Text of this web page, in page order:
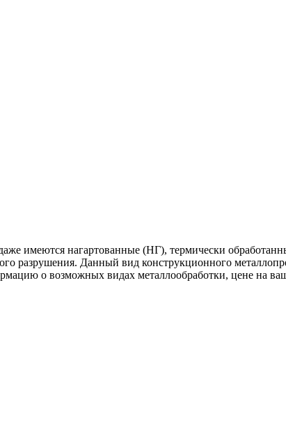
имеются нагартованные (НГ), термически
разрушения. Данный вид конструкционного
о возможных видах металлообработки, цене на